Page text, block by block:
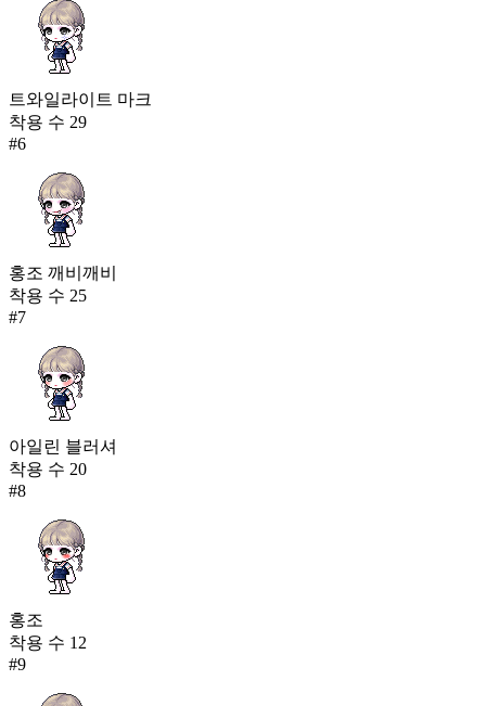
트와일라이트 마크
착용 수 29
#6
홍조 깨비깨비
착용 수 25
#7
아일린 블러셔
착용 수 20
#8
홍조
착용 수 12
#9